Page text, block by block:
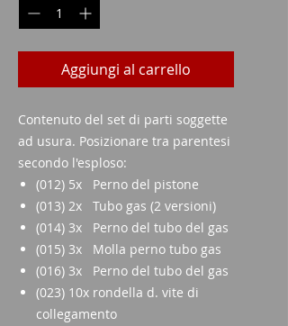
Aggiungi al carrello
Contenuto del set di parti soggette
ad usura. Posizionare tra parentesi
secondo l'esploso:
(012) 5x Perno del pistone
(013) 2x Tubo gas (2 versioni)
(014) 3x Perno del tubo del gas
(015) 3x Molla perno tubo gas
(016) 3x Perno del tubo del gas
(023) 10x rondella d. vite di
collegamento